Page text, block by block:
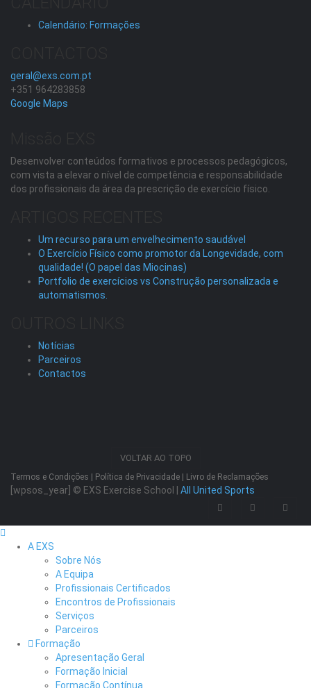
Calendário: Formações
geral@exs.com.pt
+351 964283858
Google Maps
Desenvolver conteúdos formativos e processos pedagógicos,
com vista a elevar o nível de competência e responsabilidade
dos profissionais da área da prescrição de exercício físico.
Um recurso para um envelhecimento saudável
O Exercício Físico como promotor da Longevidade, com
qualidade! (O papel das Miocinas)
Portfolio de exercícios vs Construção personalizada e
automatismos.
Notícias
Parceiros
Contactos
VOLTAR AO TOPO
Termos e Condições Política de Privacidade Livro de Reclamações
[wpsos_year] © EXS Exercise School | All United Sports
A EXS
Sobre Nós
A Equipa
Profissionais Certificados
Encontros de Profissionais
Serviços
Parceiros
Formação
Apresentação Geral
Formação Inicial
Formação Contínua